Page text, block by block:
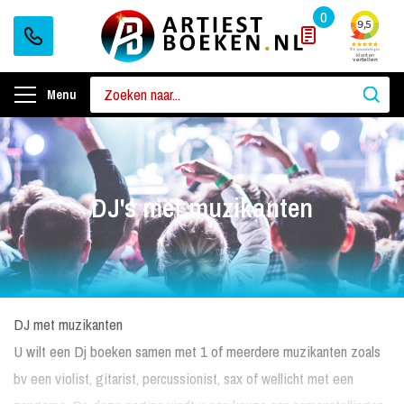
0
Menu
DJ's met muzikanten
DJ met muzikanten
U wilt een Dj boeken samen met 1 of meerdere muzikanten zoals
bv een violist, gitarist, percussionist, sax of wellicht met een